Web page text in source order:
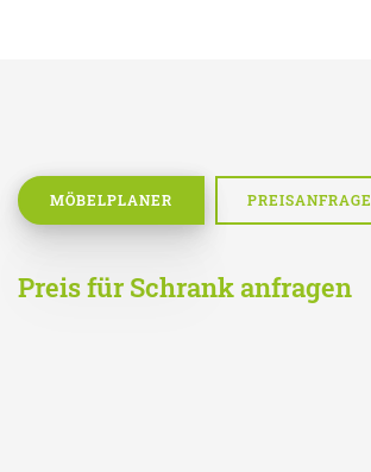
MÖBELPLANER PREISANFRAGE
Preis für Schrank anfragen